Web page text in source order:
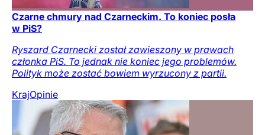
Czarne chmury nad Czarneckim. To koniec posła
w PiS?
Ryszard Czarnecki został zawieszony w prawach
członka PiS. To jednak nie koniec jego problemów.
Polityk może zostać bowiem wyrzucony z partii.
KrajOpinie